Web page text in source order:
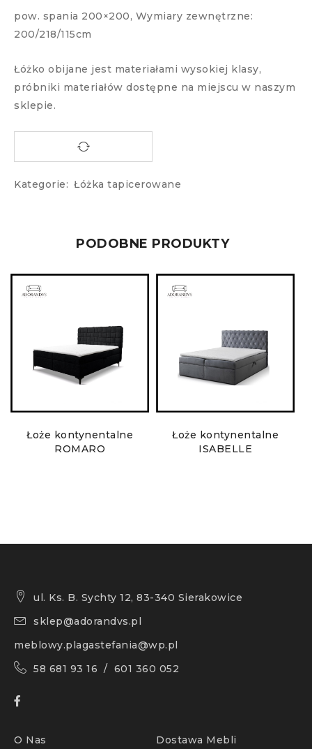
pow. spania 200×200, Wymiary zewnętrzne:
200/218/115cm
Łóżko obijane jest materiałami wysokiej klasy,
próbniki materiałów dostępne na miejscu w naszym
sklepie.
Kategorie: Łóżka tapicerowane
PODOBNE PRODUKTY
Łoże kontynentalne
ROMARO
Łoże kontynentalne
ISABELLE
ul. Ks. B. Sychty 12, 83-340 Sierakowice
sklep@adorandvs.pl
meblowy.plagastefania@wp.pl
58 681 93 16 / 601 360 052
O Nas Dostawa Mebli